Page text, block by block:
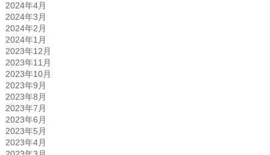
2024年4月
2024年3月
2024年2月
2024年1月
2023年12月
2023年11月
2023年10月
2023年9月
2023年8月
2023年7月
2023年6月
2023年5月
2023年4月